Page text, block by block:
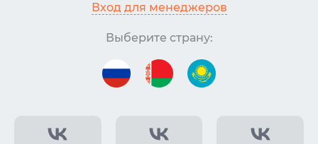
Вход для менеджеров
Выберите страну: